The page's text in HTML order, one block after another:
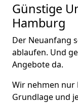
Günstige
Hamburg
Der Neuanfang
ablaufen. Und
Angebote da.
Wir nehmen nur
Grundlage und